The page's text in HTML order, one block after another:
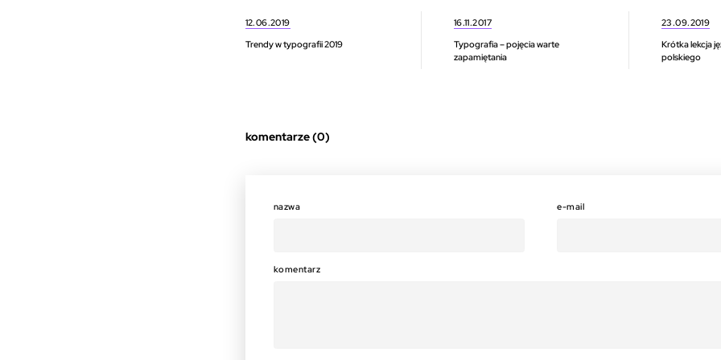
12.06.2019
Trendy w typografii 2019
16.11.2017
Typografia – pojęcia warte
zapamiętania
23.09.2019
Krótka lekcja
polskiego
komentarze (0)
komentarz
nazwa e-mail